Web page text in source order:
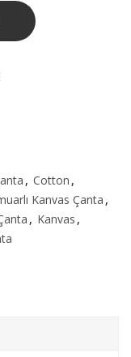
, Cotton ,
Kanvas Çanta ,
, Kanvas ,